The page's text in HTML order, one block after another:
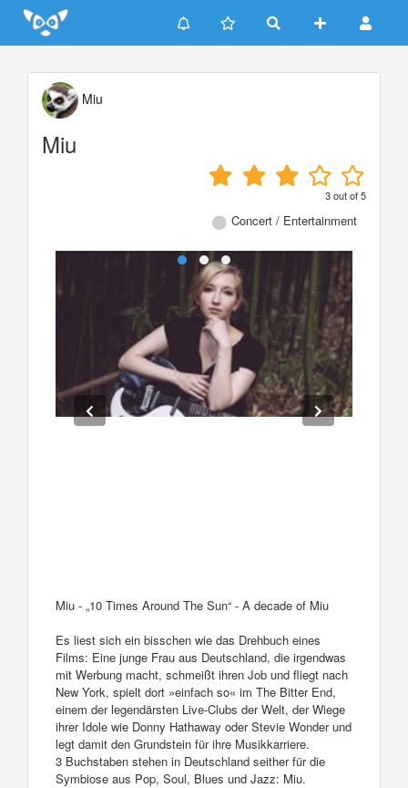
Update cookies preferences
Miu
Miu
3out of5
Concert / Entertainment
Miu - „10 Times Around The Sun“ - A decade of Miu
Es liest sich ein bisschen wie das Drehbuch eines
Films: Eine junge Frau aus Deutschland, die irgendwas
mit Werbung macht, schmeißt ihren Job und fliegt nach
New York, spielt dort »einfach so« im The Bitter End,
einem der legendärsten Live-Clubs der Welt, der Wiege
ihrer Idole wie Donny Hathaway oder Stevie Wonder und
legt damit den Grundstein für ihre Musikkarriere.
3 Buchstaben stehen in Deutschland seither für die
Symbiose aus Pop, Soul, Blues und Jazz: Miu.